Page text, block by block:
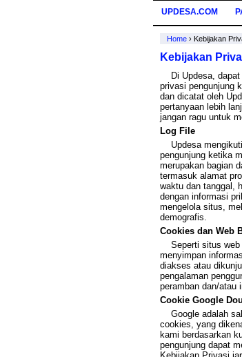
UPDESA.COM
Home › Kebijakan
Kebijakan
Di Updesa, dapat
privasi pengunjung
dan dicatat oleh
pertanyaan lebih
jangan ragu untuk
Log File
Updesa mengikuti
pengunjung ketika
merupakan bagian
termasuk alamat
waktu dan tanggal,
dengan informasi
mengelola situs,
demografis.
Cookies dan Web
Seperti situs web
menyimpan
diakses atau
pengalaman
peramban dan/
Cookie Google
Google adalah
cookies, yang
kami berdasarkan
pengunjung dapat